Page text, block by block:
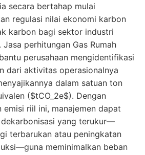
secara bertahap mulai
regulasi nilai ekonomi karbon
karbon bagi sektor industri
perhitungan Gas Rumah
perusahaan mengidentifikasi
dari aktivitas operasionalnya
dalam satuan ton
($tCO_2e$). Dengan
emisi riil ini, manajemen dapat
yang terukur—
terbarukan atau peningkatan
meminimalkan beban